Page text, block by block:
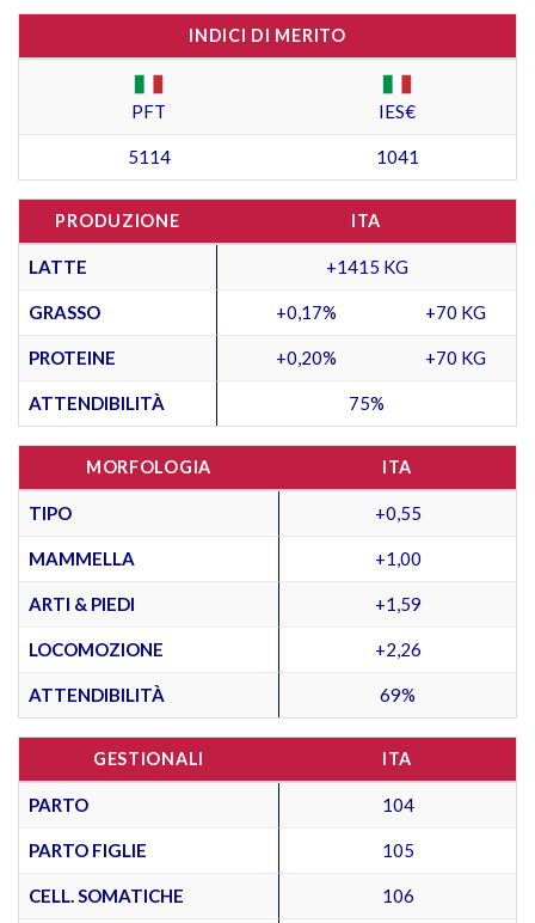
INDICI DI MERITO
PFT IES€
5114 1041
PRODUZIONE ITA
LATTE +1415 KG
GRASSO +0,17% +70 KG
PROTEINE +0,20% +70 KG
ATTENDIBILITÀ 75%
MORFOLOGIA ITA
TIPO +0,55
MAMMELLA +1,00
ARTI & PIEDI +1,59
LOCOMOZIONE +2,26
ATTENDIBILITÀ 69%
GESTIONALI ITA
PARTO 104
PARTO FIGLIE 105
CELL. SOMATICHE 106